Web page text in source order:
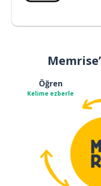
Öğren
Kelime ezberle